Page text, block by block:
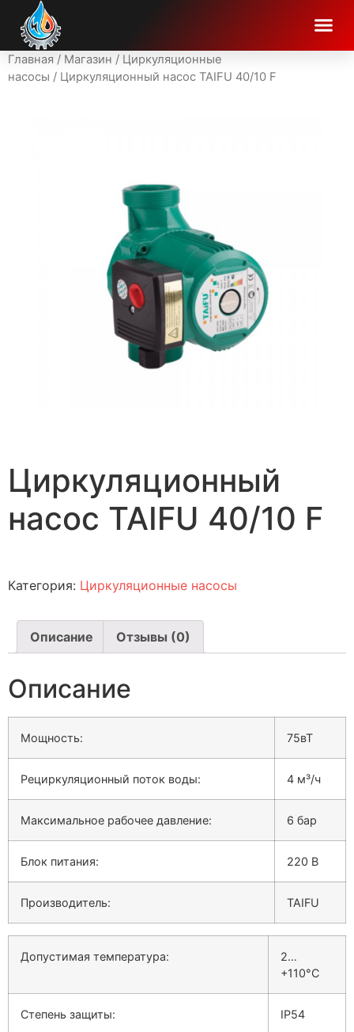
Главная / Магазин / Циркуляционные
насосы / Циркуляционный насос TAIFU 40/10 F
Циркуляционный
насос TAIFU 40/10 F
Категория: Циркуляционные насосы
Описание Отзывы (0)
Описание
Мощность: 75вТ
Рециркуляционный поток воды: 4 м³/ч
Максимальное рабочее давление: 6 бар
Блок питания: 220 В
Производитель: TAIFU
Допустимая температура:
2…
+110°C
Степень защиты: IP54